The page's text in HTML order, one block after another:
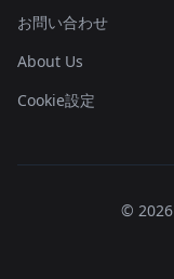
お問い合わせ
About Us
Cookie設定
© 2026